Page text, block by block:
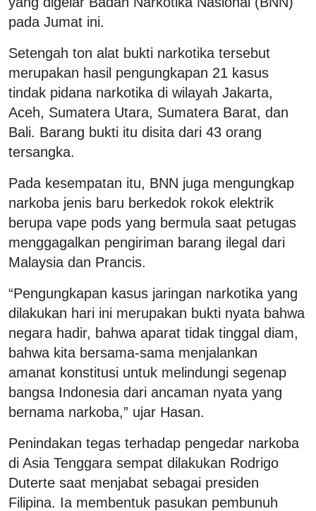
pada Jumat ini.
Setengah ton alat bukti narkotika tersebut
merupakan hasil pengungkapan 21 kasus
tindak pidana narkotika di wilayah Jakarta,
Aceh, Sumatera Utara, Sumatera Barat, dan
Bali. Barang bukti itu disita dari 43 orang
tersangka.
Pada kesempatan itu, BNN juga mengungkap
narkoba jenis baru berkedok rokok elektrik
berupa vape pods yang bermula saat petugas
menggagalkan pengiriman barang ilegal dari
Malaysia dan Prancis.
“Pengungkapan kasus jaringan narkotika yang
dilakukan hari ini merupakan bukti nyata bahwa
negara hadir, bahwa aparat tidak tinggal diam,
bahwa kita bersama-sama menjalankan
amanat konstitusi untuk melindungi segenap
bangsa Indonesia dari ancaman nyata yang
bernama narkoba,” ujar Hasan.
Penindakan tegas terhadap pengedar narkoba
di Asia Tenggara sempat dilakukan Rodrigo
Duterte saat menjabat sebagai presiden
Filipina. Ia membentuk pasukan pembunuh